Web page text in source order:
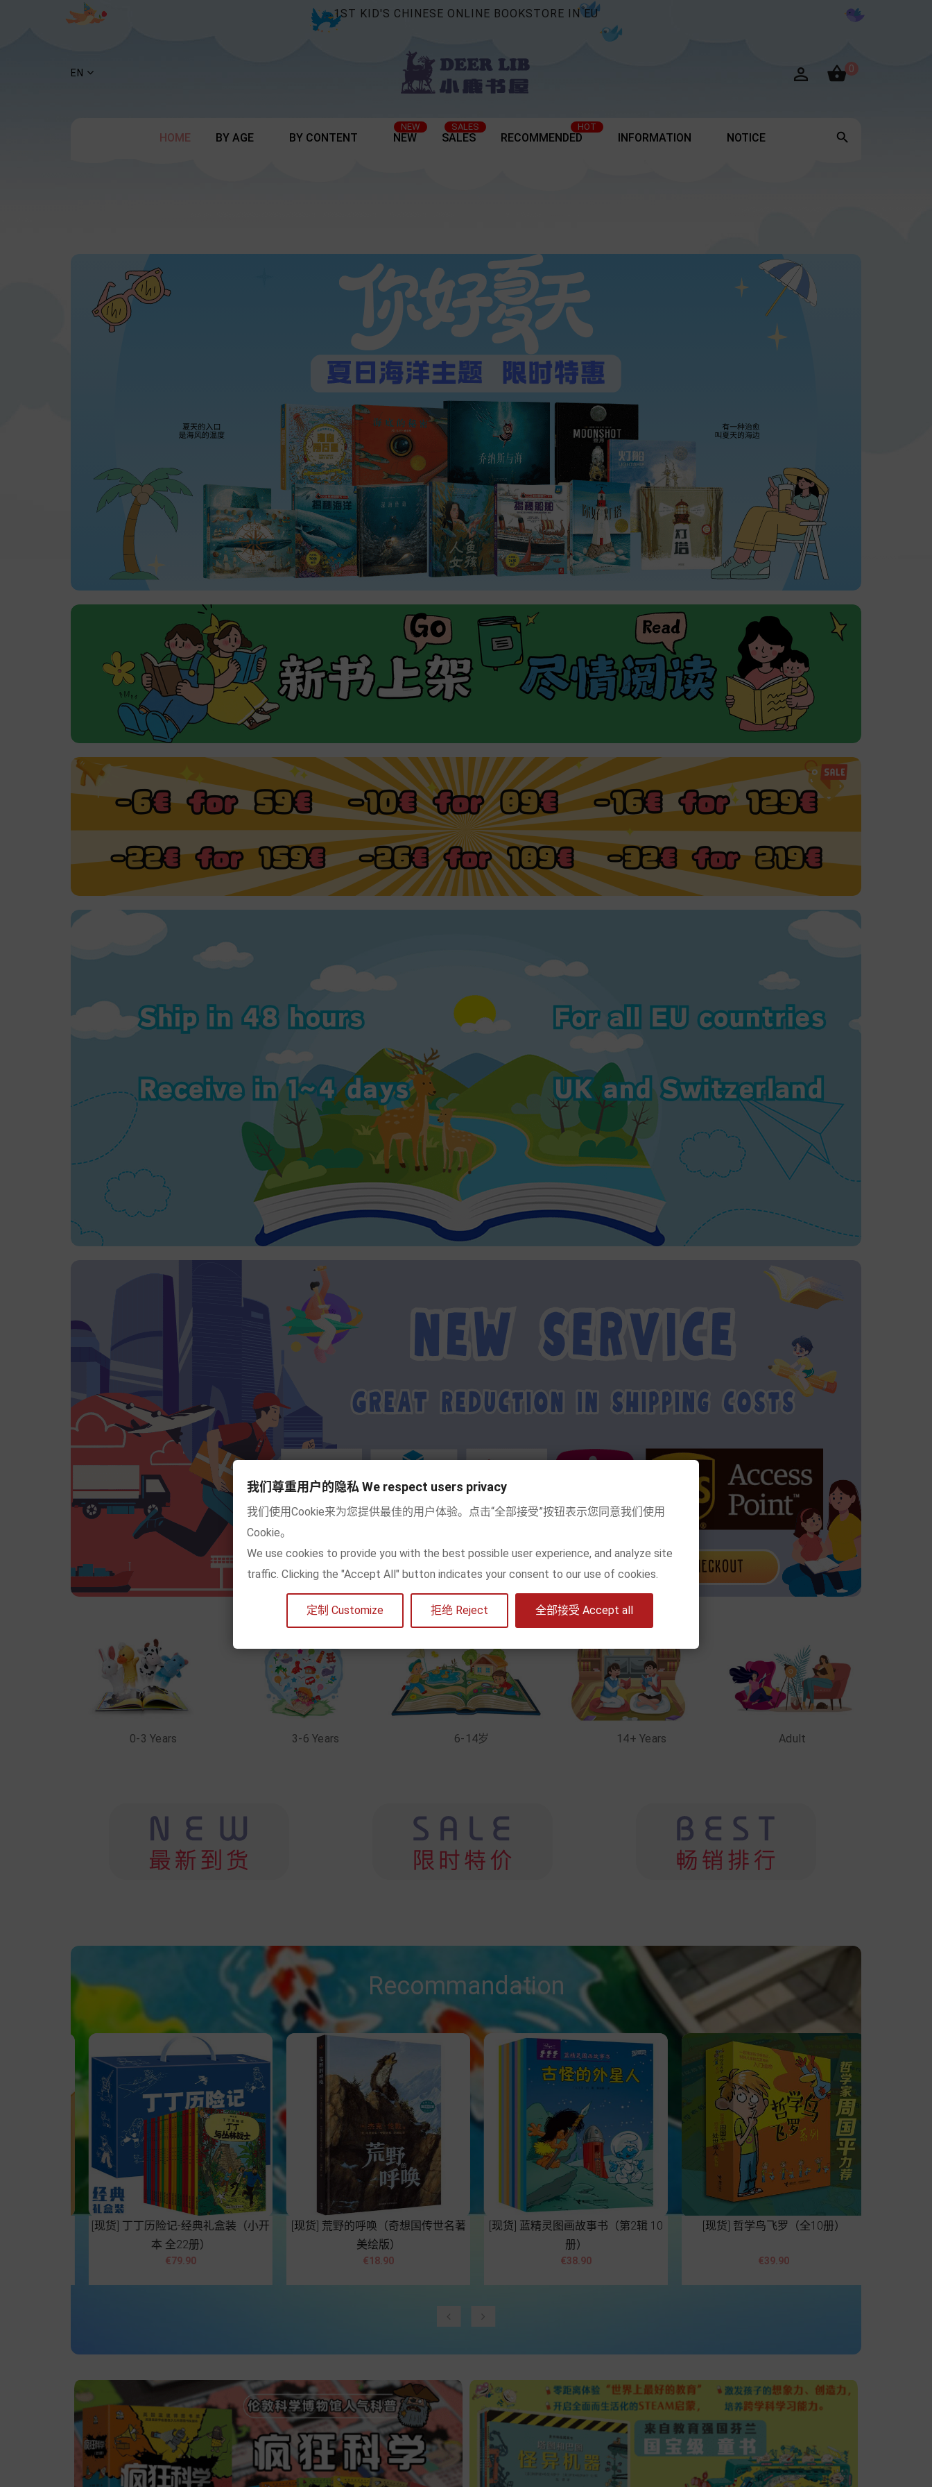
1ST KID'S CHINESE ONLINE BOOKSTORE IN EU
EN  0
HOME BY AGE BY CONTENT NEW
NEW
SALES
SALES
RECOMMENDED
HOT
INFORMATION NOTICE 
0-3 Years 3-6 Years 6-14岁 14+ Years Adult
Recommandation
[现货] 丁丁历险记-经典礼盒装（小开
本 全22册）
Price
€79.90
Add to cart
[现货] 荒野的呼唤（奇想国传世名著
美绘版）
Price
€18.90
Add to cart
[现货] 蓝精灵图画故事书（第2辑 10
册）
Price
€38.90
Add to cart
[现货] 哲学鸟飞罗（全10册）
Price
€39.90
Add to cart
我们尊重用户的隐私 We respect users privacy
我们使用Cookie来为您提供最佳的用户体验。点击“全部接受”按钮表示您同意我们使用
Cookie。
We use cookies to provide you with the best possible user experience, and analyze site
traffic. Clicking the "Accept All" button indicates your consent to our use of cookies.
定制 Customize 拒绝 Reject 全部接受 Accept all